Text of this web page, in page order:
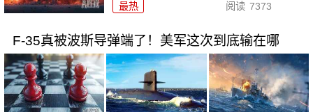
最热 阅读 7373
F-35真被波斯导弹端了！美军这次到底输在哪